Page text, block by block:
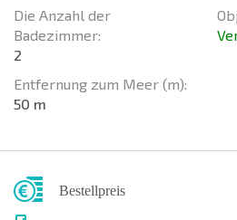
Die Anzahl der
Badezimmer:
2
Entfernung zum Meer (m):
50 m
Bestellpreis